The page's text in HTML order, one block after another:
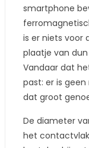
smartphone
is er niets voor
plaatje van
Vandaar dat
past: er is
dat groot
De diameter
het